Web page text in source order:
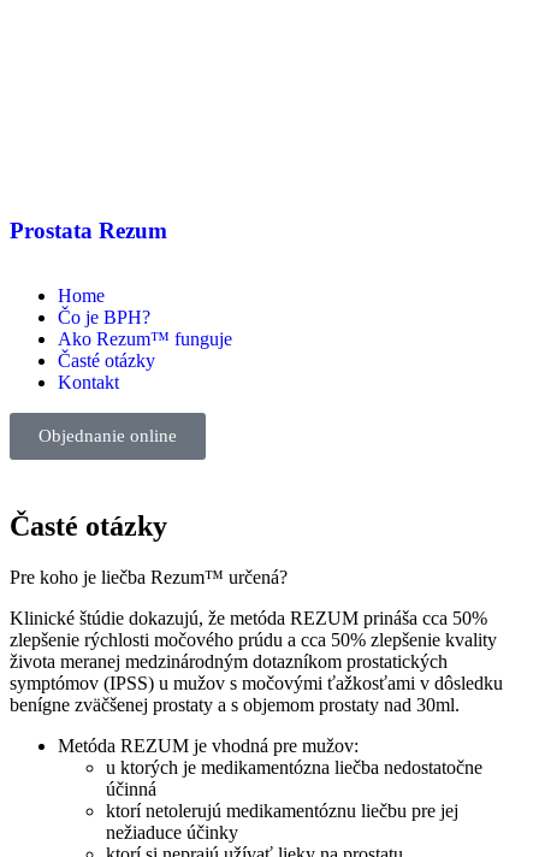
Prostata Rezum
Home
Čo je BPH?
Ako Rezum™ funguje
Časté otázky
Kontakt
Objednanie online
Časté otázky
Pre koho je liečba Rezum™ určená?
Klinické štúdie dokazujú, že metóda REZUM prináša cca 50%
zlepšenie rýchlosti močového prúdu a cca 50% zlepšenie kvality
života meranej medzinárodným dotazníkom prostatických
symptómov (IPSS) u mužov s močovými ťažkosťami v dôsledku
benígne zväčšenej prostaty a s objemom prostaty nad 30ml.
Metóda REZUM je vhodná pre mužov:
u ktorých je medikamentózna liečba nedostatočne
účinná
ktorí netolerujú medikamentóznu liečbu pre jej
nežiaduce účinky